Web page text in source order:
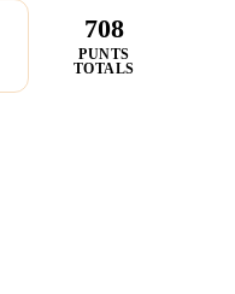
708
PUNTS
TOTALS